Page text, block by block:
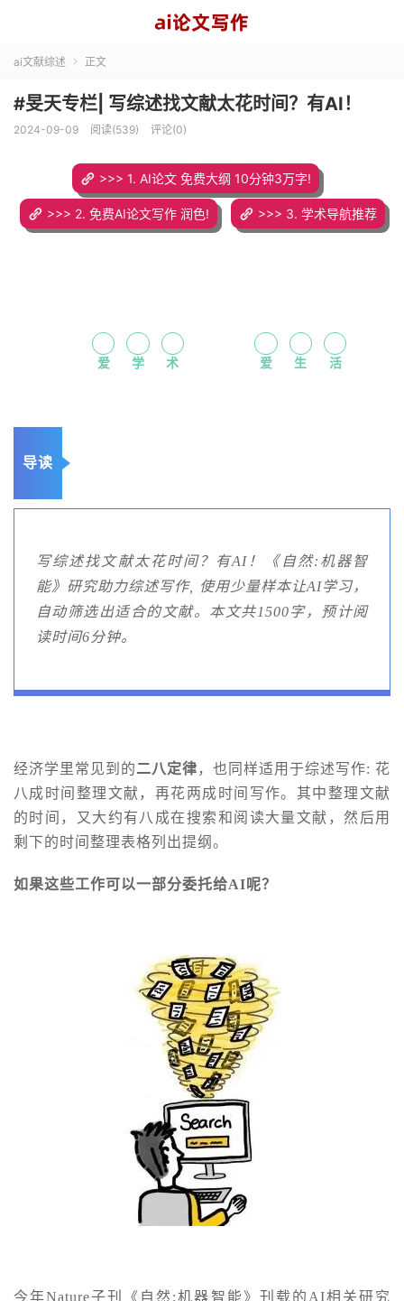
ai文献综述  正文
#旻天专栏| 写综述找文献太花时间？有AI！
2024-09-09 阅读(539) 评论(0)
>>> 1. AI论文 免费大纲 10分钟3万字!
>>> 2. 免费AI论文写作 润色! >>> 3. 学术导航推荐
爱 学 术 爱 生 活
导读
写综述找文献太花时间？有AI！《自然:机器智
能》研究助力综述写作, 使用少量样本让AI学习，
自动筛选出适合的文献。本文共1500字，预计阅
读时间6分钟。
经济学里常见到的二八定律 ，也同样适用于综述写作: 花
八成时间整理文献，再花两成时间写作。其中整理文献
的时间，又大约有八成在搜索和阅读大量文献，然后用
剩下的时间整理表格列出提纲。
如果这些工作可以一部分委托给AI呢？
今年Nature子刊《自然:机器智能》刊载的AI相关研究